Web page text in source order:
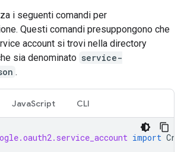
i seguenti comandi per
Questi comandi presuppongono che
account si trovi nella directory
sia denominato service-
.
JavaScript CLI
import